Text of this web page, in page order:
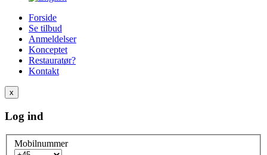
Forside
Se tilbud
Anmeldelser
Konceptet
Restauratør?
Kontakt
x
Log ind
Mobilnummer